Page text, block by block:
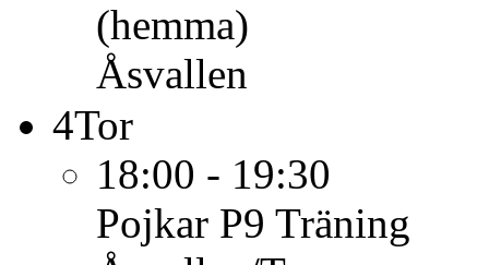
(hemma)
Åsvallen
4Tor
18:00 - 19:30
Pojkar P9 Träning